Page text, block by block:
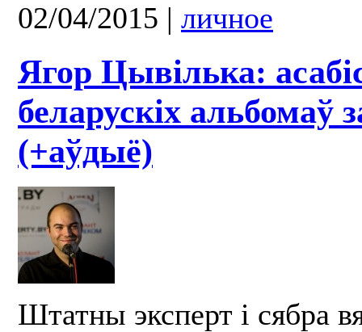
02/04/2015 | личное
Ягор Цывілька:
беларускіх альбомаў
(+аўдыё)
Штатны эксперт і сябра